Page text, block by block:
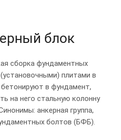
блок
сборка фундаментных
плитами в
в фундамент,
на него стальную колонну
анкерная группа,
болтов (БФБ).